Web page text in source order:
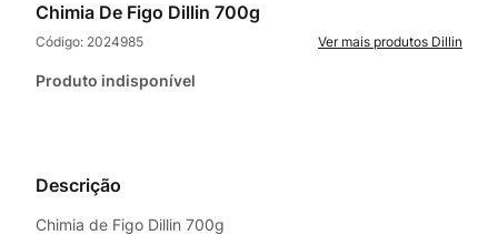
Chimia De Figo Dillin 700g
Código: 2024985 Dillin
Produto indisponível
Descrição
Chimia de Figo Dillin 700g